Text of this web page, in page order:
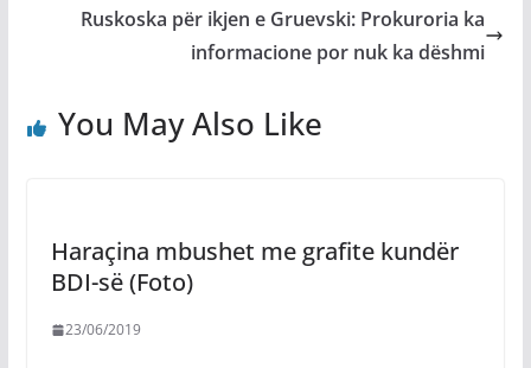
Ruskoska për ikjen e Gruevski: Prokuroria ka
informacione por nuk ka dëshmi
You May Also Like
Haraçina mbushet me grafite kundër
BDI-së (Foto)
23/06/2019